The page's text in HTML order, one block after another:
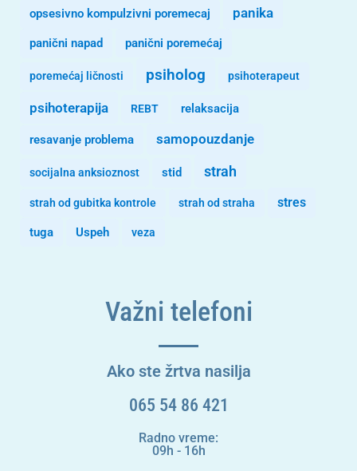
opsesivno kompulzivni poremecaj panika
panični napad panični poremećaj
poremećaj ličnosti psiholog psihoterapeut
psihoterapija REBT relaksacija
resavanje problema samopouzdanje
socijalna anksioznost stid strah
strah od gubitka kontrole strah od straha stres
tuga Uspeh veza
Važni telefoni
Ako ste žrtva nasilja
065 54 86 421
Radno vreme:
09h - 16h